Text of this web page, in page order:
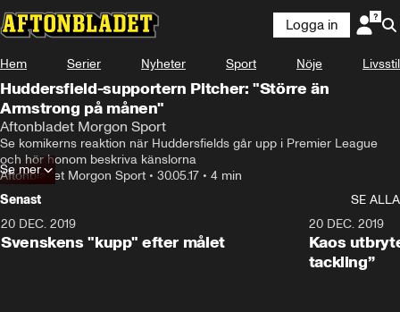
Logga in
Hem Serier Nyheter Sport Nöje Livsstil
Huddersfield-supportern Pitcher: "Större än
Armstrong på månen"
Aftonbladet Morgon Sport
Se komikerns reaktion när Huddersfields går upp i Premier League
och hör honom beskriva känslorna
Aftonbladet Morgon Sport • 30.05.17 • 4 min
Se mer
Senast
SE ALLA
20 DEC. 2019
Svenskens "kupp" efter målet
20 DEC. 2019
Kaos
tackling”